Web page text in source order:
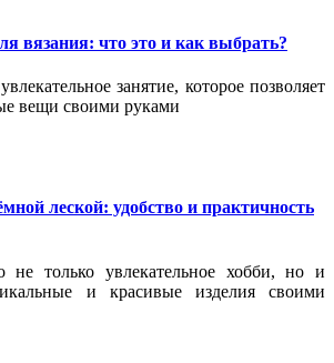
вязания: что это и как выбрать?
занятие, которое позволяет
вещи своими руками
леской: удобство и практичность
только увлекательное хобби, но и
и красивые изделия своими